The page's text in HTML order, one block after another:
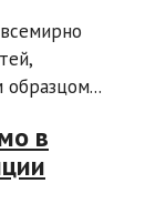
образцом...
в